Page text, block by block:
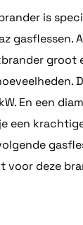
is
gasflessen.
groot
En een
een
voor deze